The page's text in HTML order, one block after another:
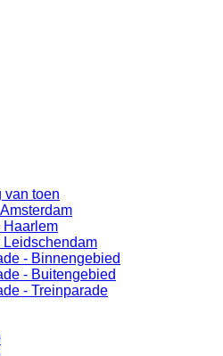
van toen
Haarlem
Leidschendam
- Binnengebied
- Buitengebied
- Treinparade